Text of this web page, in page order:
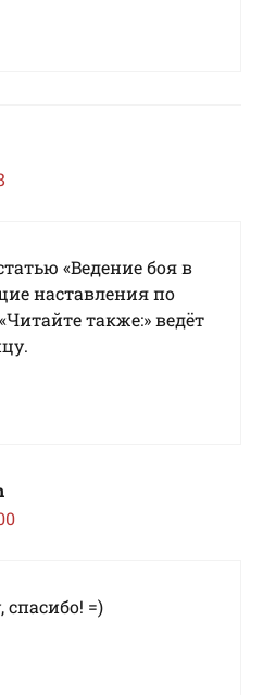
«Beдeниe бoя в
нacтaвлeния пo
тaкжe:» ведёт
=)